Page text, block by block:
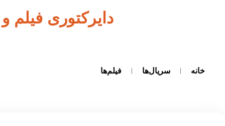
دایرکتوری فیلم
خانه سریال‌ها فیلم‌ها